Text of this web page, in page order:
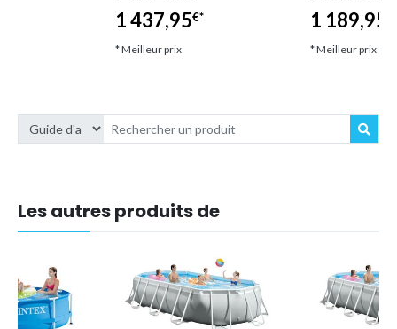
1 437,95€*
* Meilleur prix
1 189,95
* Meilleur prix
Les autres produits de